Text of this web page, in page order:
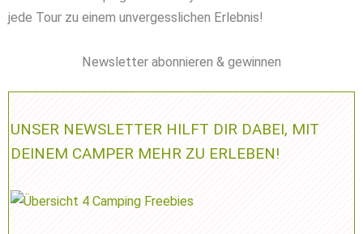
jede Tour zu einem unvergesslichen Erlebnis!
Newsletter abonnieren & gewinnen
UNSER NEWSLETTER HILFT DIR DABEI, MIT
DEINEM CAMPER MEHR ZU ERLEBEN!